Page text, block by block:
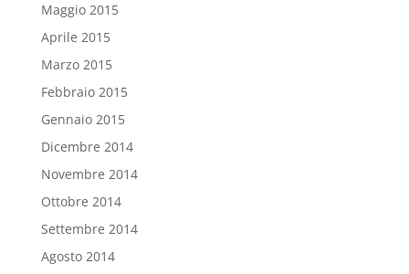
Maggio 2015
Aprile 2015
Marzo 2015
Febbraio 2015
Gennaio 2015
Dicembre 2014
Novembre 2014
Ottobre 2014
Settembre 2014
Agosto 2014